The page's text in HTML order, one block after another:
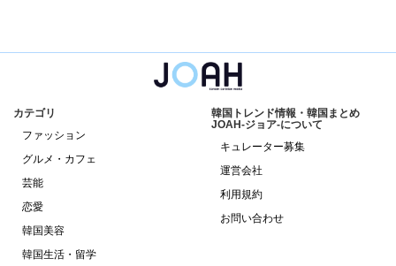
カテゴリ
ファッション
グルメ・カフェ
芸能
恋愛
韓国美容
韓国生活・留学
韓国トレンド情報・韓国まとめ
JOAH-ジョア-について
キュレーター募集
運営会社
利用規約
お問い合わせ